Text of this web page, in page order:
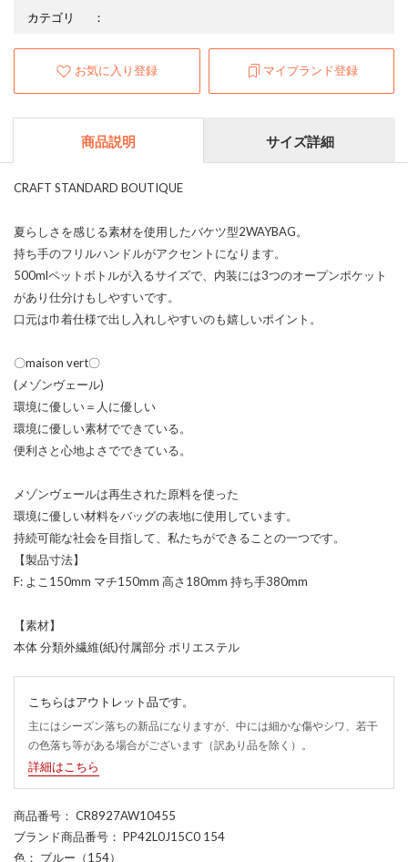
カテゴリ
：
お気に入り登録 マイブランド登録
商品説明 サイズ詳細
CRAFT STANDARD BOUTIQUE
夏らしさを感じる素材を使用したバケツ型2WAYBAG。
持ち手のフリルハンドルがアクセントになります。
500mlペットボトルが入るサイズで、内装には3つのオープンポケット
があり仕分けもしやすいです。
口元は巾着仕様で出し入れしやすいのも嬉しいポイント。
〇maison vert〇
(メゾンヴェール)
環境に優しい＝人に優しい
環境に優しい素材でできている。
便利さと心地よさでできている。
メゾンヴェールは再生された原料を使った
環境に優しい材料をバッグの表地に使用しています。
持続可能な社会を目指して、私たちができることの一つです。
【製品寸法】
F: よこ150mm マチ150mm 高さ180mm 持ち手380mm
【素材】
本体 分類外繊維(紙)付属部分 ポリエステル
こちらはアウトレット品です。
主にはシーズン落ちの新品になりますが、中には細かな傷やシワ、若干
の色落ち等がある場合がございます（訳あり品を除く）。
詳細はこちら
商品番号 ： CR8927AW10455
ブランド商品番号 ： PP42L0J15C0 154
色 ： ブルー（154）